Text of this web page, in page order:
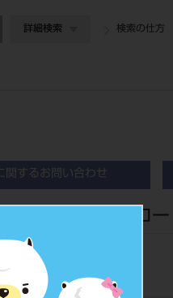
詳細検索 検索の仕方
関するお問い合わせ
ハードⅡ ハイフロ
系材料